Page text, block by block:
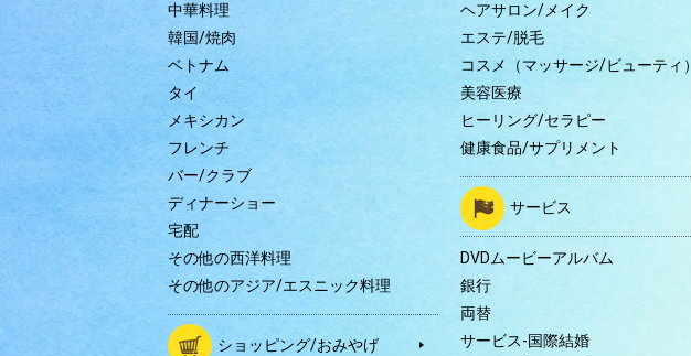
中華料理
韓国/焼肉
ベトナム
タイ
メキシカン
フレンチ
バー/クラブ
ディナーショー
宅配
その他の西洋料理
その他のアジア/エスニック料理
ショッピング/おみやげ
ヘアサロン/メイク
エステ/脱毛
コスメ（マッサージ/ビューティ）
美容医療
ヒーリング/セラピー
健康食品/サプリメント
サービス
DVDムービーアルバム
銀行
両替
サービス-国際結婚